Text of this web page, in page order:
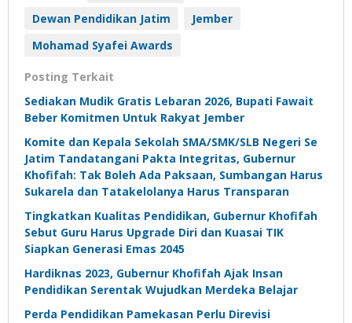
Dewan Pendidikan Jatim
Jember
Mohamad Syafei Awards
Posting Terkait
Sediakan Mudik Gratis Lebaran 2026, Bupati Fawait
Beber Komitmen Untuk Rakyat Jember
Komite dan Kepala Sekolah SMA/SMK/SLB Negeri Se
Jatim Tandatangani Pakta Integritas, Gubernur
Khofifah: Tak Boleh Ada Paksaan, Sumbangan Harus
Sukarela dan Tatakelolanya Harus Transparan
Tingkatkan Kualitas Pendidikan, Gubernur Khofifah
Sebut Guru Harus Upgrade Diri dan Kuasai TIK
Siapkan Generasi Emas 2045
Hardiknas 2023, Gubernur Khofifah Ajak Insan
Pendidikan Serentak Wujudkan Merdeka Belajar
Perda Pendidikan Pamekasan Perlu Direvisi